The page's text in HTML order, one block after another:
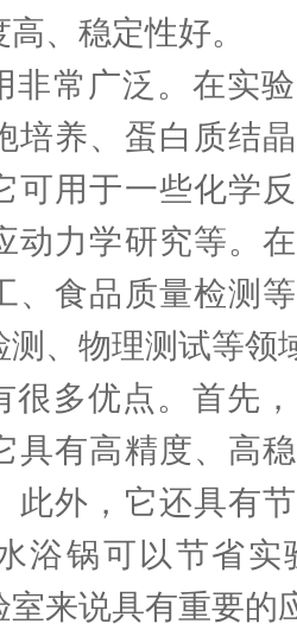
、稳定性好。
常广泛。在实验
培养、蛋白质结
可用于一些化学
动力学研究等。
、食品质量检测
测、物理测试等领
多优点。首先，
具有高精度、高
此外，它还具有
浴锅可以节省
室来说具有重要的